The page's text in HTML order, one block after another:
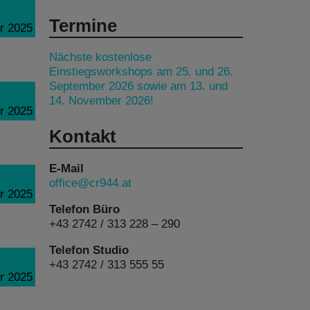
2025
2025
2025
2025
Termine
Nächste kostenlose
Einstiegsworkshops am 25. und 26.
September 2026 sowie am 13. und
14. November 2026!
Kontakt
E-Mail
office@cr944.at
Telefon Büro
+43 2742 / 313 228 – 290
Telefon Studio
+43 2742 / 313 555 55